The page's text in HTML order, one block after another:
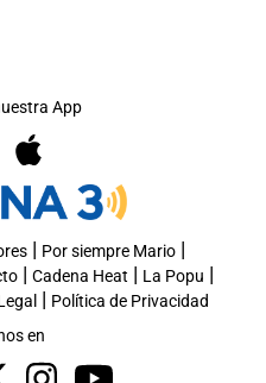
App
| Por siempre Mario|
| Cadena Heat | La Popu |
| Política de Privacidad
en